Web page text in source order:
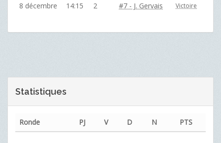
8 décembre 14:15 2 #7 - J. Gervais Victoire
Statistiques
Ronde PJ V D N PTS